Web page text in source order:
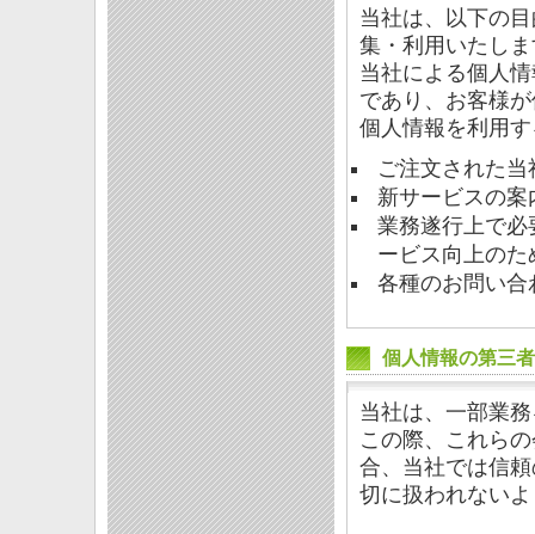
当社は、以下の
集・利用いたし
当社による個人
であり、お客様
個人情報を利用
ご注文された
新サービスの
業務遂行上で
ービス向上の
各種のお問い合
個人情報の第三
当社は、一部業
この際、これら
合、当社では信
切に扱われない